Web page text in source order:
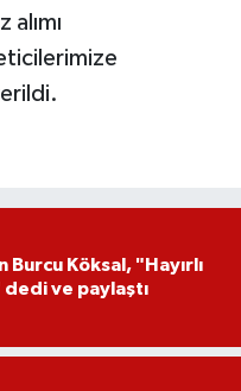
Burcu Köksal, "Hayırlı
dedi ve paylaştı